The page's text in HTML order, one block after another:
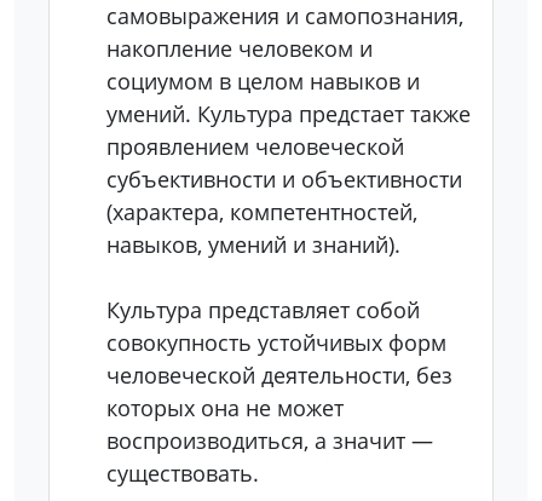
самовыражения и самопознания,
накопление человеком и
социумом в целом навыков и
умений. Культура предстает также
проявлением человеческой
субъективности и объективности
(характера, компетентностей,
навыков, умений и знаний).
Культура представляет собой
совокупность устойчивых форм
человеческой деятельности, без
которых она не может
воспроизводиться, а значит —
существовать.